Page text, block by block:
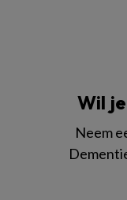
Wil
Neem